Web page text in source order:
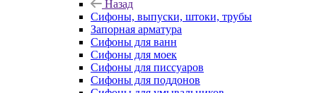
Назад
Сифоны, выпуски, штоки, трубы
Запорная арматура
Сифоны для ванн
Сифоны для моек
Сифоны для писсуаров
Сифоны для поддонов